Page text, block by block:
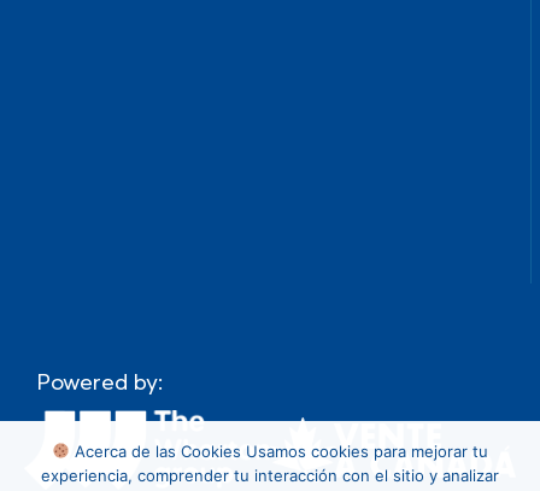
Powered by:
Acerca de las Cookies Usamos cookies para mejorar tu
experiencia, comprender tu interacción con el sitio y analizar